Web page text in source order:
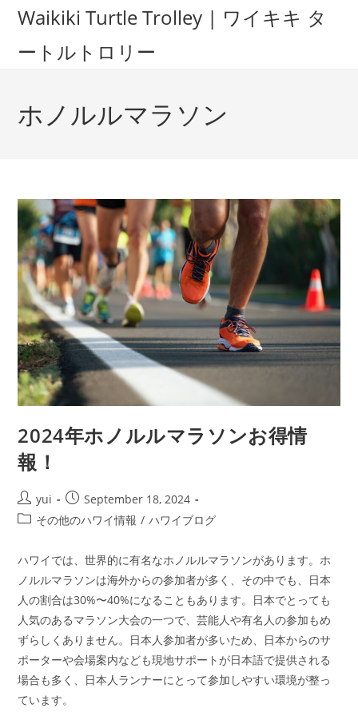
Waikiki Turtle Trolley | ワイキキ タ
ートルトロリー
ホノルルマラソン
2024年ホノルルマラソンお得情
報！
yui
September 18, 2024
その他のハワイ情報 / ハワイブログ
ハワイでは、世界的に有名なホノルルマラソンがあります。ホ
ノルルマラソンは海外からの参加者が多く、その中でも、日本
人の割合は30%〜40%になることもあります。日本でとっても
人気のあるマラソン大会の一つで、芸能人や有名人の参加もめ
ずらしくありません。日本人参加者が多いため、日本からのサ
ポーターや会場案内なども現地サポートが日本語で提供される
場合も多く、日本人ランナーにとって参加しやすい環境が整っ
ています。